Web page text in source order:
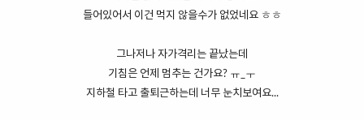
들어있어서 이건 먹지 않을수가 없었네요 ㅎㅎ
그나저나 자가격리는 끝났는데
기침은 언제 멈추는 건가요? ㅠ_ㅜ
지하철 타고 출퇴근하는데 너무 눈치보여요...